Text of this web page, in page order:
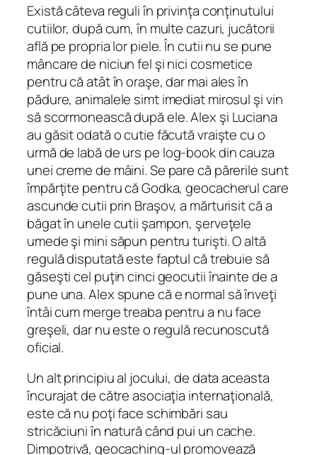
Există câteva reguli în privinţa conţinutului
cutiilor, după cum, în multe cazuri, jucătorii
află pe propria lor piele. În cutii nu se pune
mâncare de niciun fel şi nici cosmetice
pentru că atât în oraşe, dar mai ales în
pădure, animalele simt imediat mirosul şi vin
să scormonească după ele. Alex şi Luciana
au găsit odată o cutie făcută vraişte cu o
urmă de labă de urs pe log‑bookdin cauza
unei creme de mâini. Se pare că părerile sunt
împărţite pentru că Godka, geocacherul care
ascunde cutii prin Braşov, a mărturisit că a
băgat în unele cutii şampon, şerveţele
umede şi mini săpun pentru turişti. O altă
regulă disputată este faptul că trebuie să
găseşti cel puţin cinci geocutii înainte de a
pune una. Alex spune că e normal să înveţi
întâi cum merge treaba pentru a nu face
greşeli, dar nu este o regulă recunoscută
oficial.
Un alt principiu al jocului, de data aceasta
încurajat de către asociaţia internaţională,
este că nu poţi face schimbări sau
stricăciuni în natură când pui uncache.
Dimpotrivă, geocaching-ul promovează